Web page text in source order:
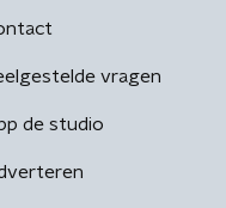
vragen
de studio